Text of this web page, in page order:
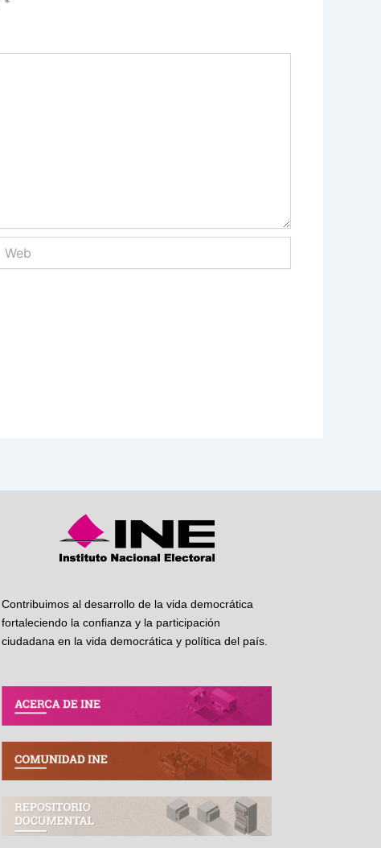
Contribuimos al desarrollo de la vida democrática
fortaleciendo la confianza y la participación
ciudadana en la vida democrática y política del país.